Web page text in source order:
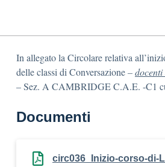
In allegato la Circolare relativa
delle classi di Conversazione–
– Sez. A CAMBRIDGE C.A.E. -C1
Documenti
circ036_Inizio-corso-di-